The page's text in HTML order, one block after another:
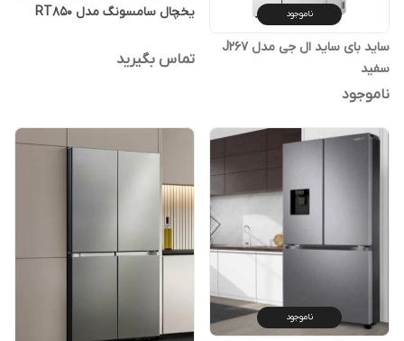
ناموجود
ساید بای ساید ال جی مدل J267
سفید
ناموجود
یخچال سامسونگ مدل RT850
تماس بگیرید
ناموجود